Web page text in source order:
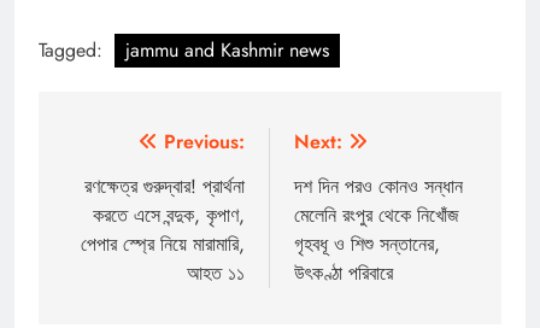
Tagged: jammu and Kashmir news
navigation
Previous:
রণক্ষেত্র গুরুদ্বার! প্রার্থনা
করতে এসে বন্দুক, কৃপাণ,
পেপার স্প্রে নিয়ে মারামারি,
আহত ১১
Next:
দশ দিন পরও কোনও সন্ধান
মেলেনি রংপুর থেকে নিখোঁজ
গৃহবধূ ও শিশু সন্তানের,
উৎকণ্ঠা পরিবারে